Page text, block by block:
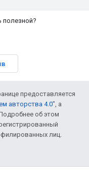
полезной?
предоставляется
авторства 4.0", а
об этом
лиц.